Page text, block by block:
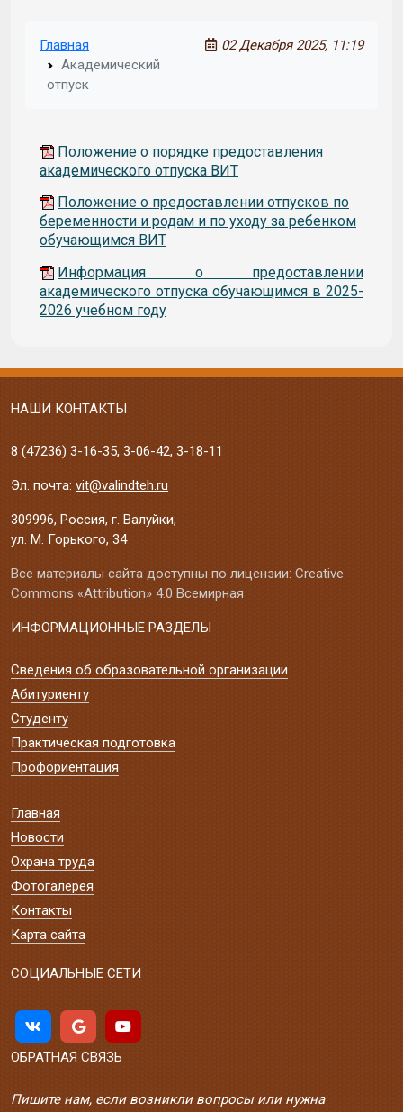
Главная
Академический
отпуск
02 Декабря 2025, 11:19
Положение о порядке предоставления
академического отпуска ВИТ
Положение о предоставлении отпусков по
беременности и родам и по уходу за ребенком
обучающимся ВИТ
Информация о предоставлении
академического отпуска обучающимся в 2025-
2026 учебном году
НАШИ КОНТАКТЫ
8 (47236) 3-16-35, 3-06-42, 3-18-11
Эл. почта: vit@valindteh.ru
309996, Россия, г. Валуйки,
ул. М. Горького, 34
Все материалы сайта доступны по лицензии: Creative
Commons «Attribution» 4.0 Всемирная
ИНФОРМАЦИОННЫЕ РАЗДЕЛЫ
Сведения об образовательной организации
Абитуриенту
Студенту
Практическая подготовка
Профориентация
Главная
Новости
Охрана труда
Фотогалерея
Контакты
Карта сайта
СОЦИАЛЬНЫЕ СЕТИ
ОБРАТНАЯ СВЯЗЬ
Пишите нам, если возникли вопросы или нужна